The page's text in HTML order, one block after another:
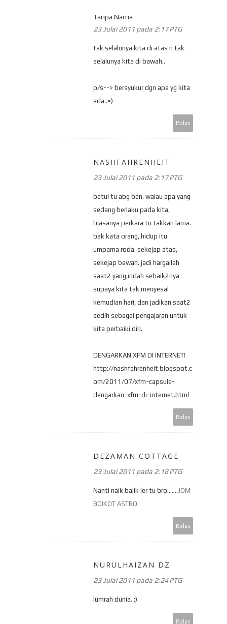
Tanpa Nama
23 Julai 2011 pada 2:17 PTG
tak selalunya kita di atas n tak
selalunya kita di bawah..
p/s--> bersyukur dgn apa yg kita
ada..=)
Balas
NASHFAHRENHEIT
23 Julai 2011 pada 2:17 PTG
betul tu abg ben. walau apa yang
sedang berlaku pada kita,
biasanya perkara tu takkan lama.
bak kata orang, hidup itu
umpama roda. sekejap atas,
sekejap bawah. jadi hargailah
saat2 yang indah sebaik2nya
supaya kita tak menyesal
kemudian hari, dan jadikan saat2
sedih sebagai pengajaran untuk
kita perbaiki diri.
DENGARKAN XFM DI INTERNET!
http://nashfahrenheit.blogspot.c
om/2011/07/xfm-capsule-
dengarkan-xfm-di-internet.html
Balas
DEZAMAN COTTAGE
23 Julai 2011 pada 2:18 PTG
Nanti naik balik ler tu bro....... JOM
BOIKOT ASTRO
Balas
NURULHAIZAN DZ
23 Julai 2011 pada 2:24 PTG
lumrah dunia. :)
Balas